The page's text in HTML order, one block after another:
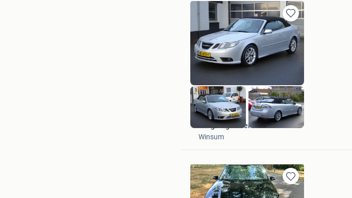
Bewaren
in
Mijn
Favorieten
Vakgarage Boersma
Winsum
Bewaren
in